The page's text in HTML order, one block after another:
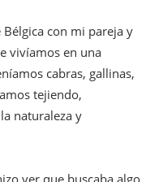
con mi pareja y
vivíamos en una
cabras, gallinas,
tejiendo,
naturaleza y
ver que buscaba algo